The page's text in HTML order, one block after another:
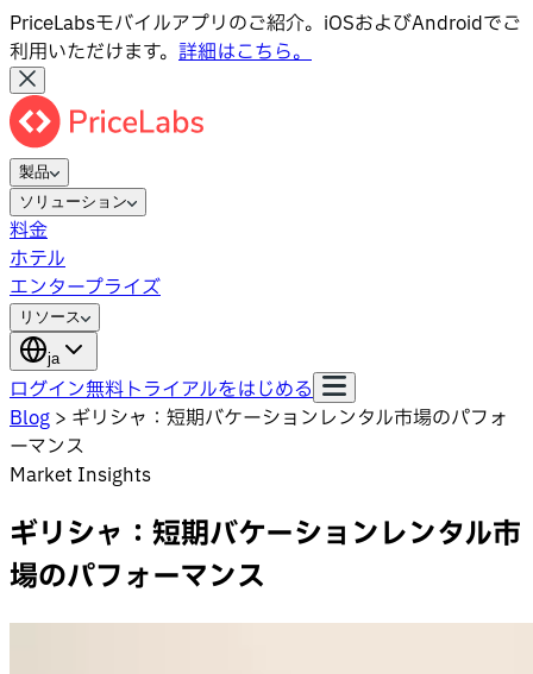
PriceLabsモバイルアプリのご紹介。iOSおよびAndroidでご
利用いただけます。 詳細はこちら。
製品
ソリューション
料金
ホテル
エンタープライズ
リソース
ja
ログイン無料トライアルをはじめる
Blog > ギリシャ：短期バケーションレンタル市場のパフォ
ーマンス
Market Insights
ギリシャ：短期バケーションレンタル市
場のパフォーマンス